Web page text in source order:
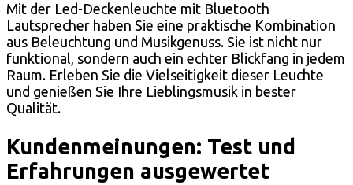
Mit der Led-Deckenleuchte mit Bluetooth
Lautsprecher haben Sie eine praktische Kombination
aus Beleuchtung und Musikgenuss. Sie ist nicht nur
funktional, sondern auch ein echter Blickfang in jedem
Raum. Erleben Sie die Vielseitigkeit dieser Leuchte
und genießen Sie Ihre Lieblingsmusik in bester
Qualität.
Kundenmeinungen: Test und
Erfahrungen ausgewertet